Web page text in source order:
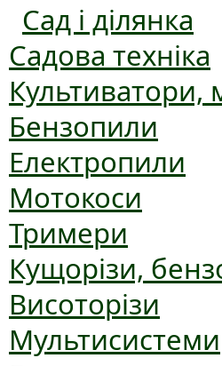
Сад і ділянка
Садова техніка
Культиватори,
Бензопили
Електропили
Мотокоси
Тримери
Кущорізи,
Висоторізи
Мультисистеми